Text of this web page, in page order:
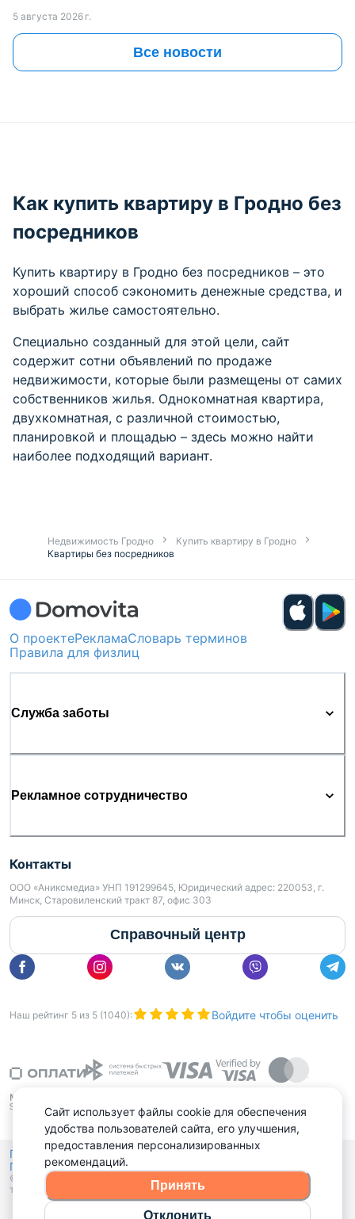
5 августа 2026 г.
Все новости
Как купить квартиру в Гродно без
посредников
Купить квартиру в Гродно без посредников – это
хороший способ сэкономить денежные средства, и
выбрать жилье самостоятельно.
Специально созданный для этой цели, сайт
содержит сотни объявлений по продаже
недвижимости, которые были размещены от самих
собственников жилья. Однокомнатная квартира,
двухкомнатная, с различной стоимостью,
планировкой и площадью – здесь можно найти
наиболее подходящий вариант.
Недвижимость Гродно
Купить квартиру в Гродно
Квартиры без посредников
О проектеРекламаСловарь терминов
Правила для физлиц
Служба заботы
Рекламное сотрудничество
Контакты
ООО «Аниксмедиа» УНП 191299645, Юридический адрес: 220053, г.
Минск, Старовиленский тракт 87, офис 303
Справочный центр
Наш рейтинг 5 из 5 (1040): Войдите чтобы оценить
Политика конфиденциальности,
Политика обработки файлов куки
© 2015 - 2026, Domovita.by. Копирование материалов допускается
только при наличии активной ссылки.
Сайт использует файлы cookie для обеспечения
удобства пользователей сайта, его улучшения,
предоставления персонализированных
рекомендаций.
Принять
Отклонить